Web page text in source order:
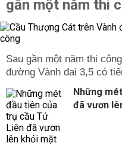
gần một năm thi
Sau gần một năm thi
đường Vành đai 3,5 có
Những
đã vươn